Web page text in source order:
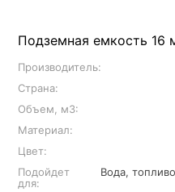
Подземная емкость
Производитель:
Страна:
Объем, м3:
Материал:
Цвет:
Подойдет
для:
Вода,